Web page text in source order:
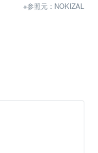
※参照元：NOKIZAL